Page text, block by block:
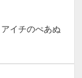
イチのぺあぬ